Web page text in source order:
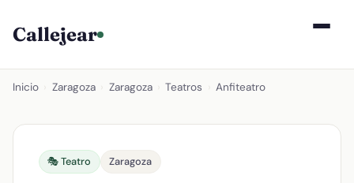
Callejear
Inicio Zaragoza Zaragoza Teatros Anfiteatro
🎭 Teatro Zaragoza